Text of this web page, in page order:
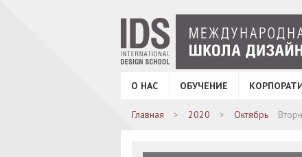
О НАС ОБУЧЕНИЕ
Главная 2020 Октябрь